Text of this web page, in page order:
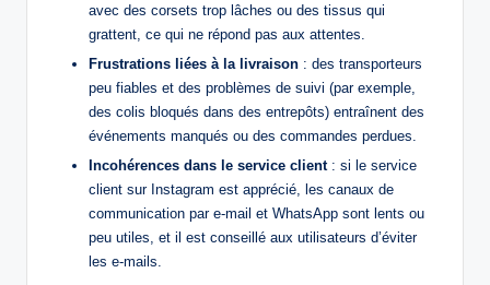
avec des corsets trop lâches ou des tissus qui
grattent, ce qui ne répond pas aux attentes.
Frustrations liées à la livraison : des transporteurs
peu fiables et des problèmes de suivi (par exemple,
des colis bloqués dans des entrepôts) entraînent des
événements manqués ou des commandes perdues.
Incohérences dans le service client: si le service
client sur Instagram est apprécié, les canaux de
communication par e-mail et WhatsApp sont lents ou
peu utiles, et il est conseillé aux utilisateurs d’éviter
les e-mails.